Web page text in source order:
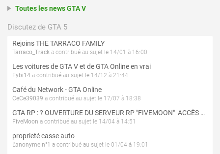
Toutes les news GTA V
Discutez de GTA 5
Rejoins THE TARRACO FAMILY
Tarraco_Track a contribué au sujet le 14/01 à 16:00
Les voitures de GTA V et de GTA Online en vrai
Eybi14 a contribué au sujet le 14/12 à 21:44
Café du Network - GTA Online
CeCe39039 a contribué au sujet le 17/07 à 18:38
GTA RP : ? OUVERTURE DU SERVEUR RP "FIVEMOON"  ACCÈS LIBRE ?
FiveMoon a contribué au sujet le 14/04 à 14:51
proprieté casse auto
L'anonyme n°1 a contribué au sujet le 01/04 à 19:01